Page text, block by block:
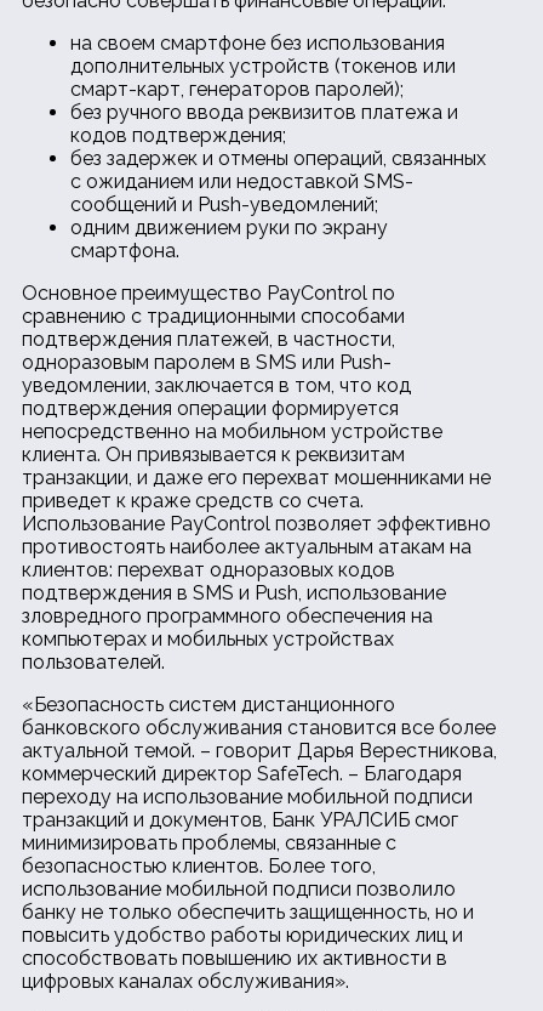
на своем смартфоне без использования
дополнительных устройств (токенов или
смарт-карт, генераторов паролей);
без ручного ввода реквизитов платежа и
кодов подтверждения;
без задержек и отмены операций, связанных
с ожиданием или недоставкой SMS-
сообщений и Push-уведомлений;
одним движением руки по экрану
смартфона.
Основное преимущество PayControl по
сравнению с традиционными способами
подтверждения платежей, в частности,
одноразовым паролем в SMS или Push-
уведомлении, заключается в том, что код
подтверждения операции формируется
непосредственно на мобильном устройстве
клиента. Он привязывается к реквизитам
транзакции, и даже его перехват мошенниками не
приведет к краже средств со счета.
Использование PayControl позволяет эффективно
противостоять наиболее актуальным атакам на
клиентов: перехват одноразовых кодов
подтверждения в SMS и Push, использование
зловредного программного обеспечения на
компьютерах и мобильных устройствах
пользователей.
«Безопасность систем дистанционного
банковского обслуживания становится все более
актуальной темой. – говорит Дарья Верестникова,
коммерческий директор SafeTech. – Благодаря
переходу на использование мобильной подписи
транзакций и документов, Банк УРАЛСИБ смог
минимизировать проблемы, связанные с
безопасностью клиентов. Более того,
использование мобильной подписи позволило
банку не только обеспечить защищенность, но и
повысить удобство работы юридических лиц и
способствовать повышению их активности в
цифровых каналах обслуживания».